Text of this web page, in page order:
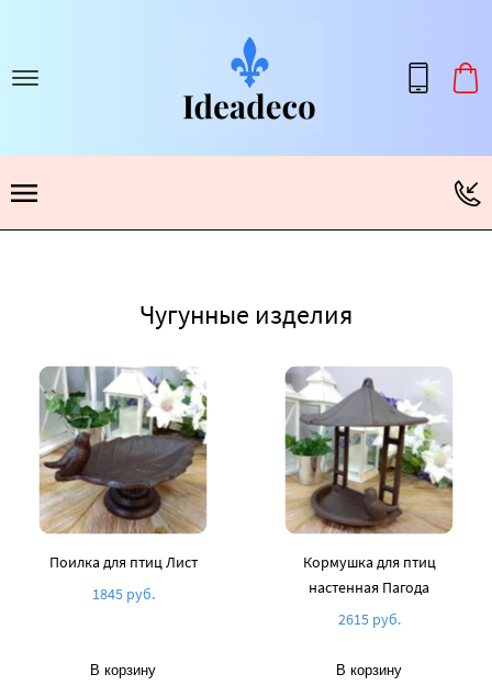
Чугунные изделия
Поилка для птиц Лист
1845 руб.
В корзину
Кормушка для птиц
настенная Пагода
2615 руб.
В корзину